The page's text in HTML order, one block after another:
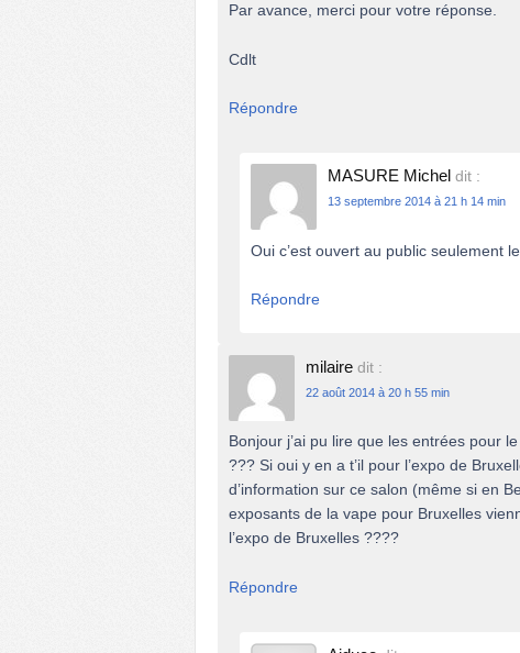
Par avance, merci pour votre réponse.
Cdlt
Répondre
MASURE Michel dit :
13 septembre 2014 à 21 h 14 min
Oui c’est ouvert au public seulement
Répondre
milaire dit :
22 août 2014 à 20 h 55 min
Bonjour j’ai pu lire que les entrées pour
??? Si oui y en a t’il pour l’expo de
d’information sur ce salon (même si en
exposants de la vape pour Bruxelles
l’expo de Bruxelles ????
Répondre